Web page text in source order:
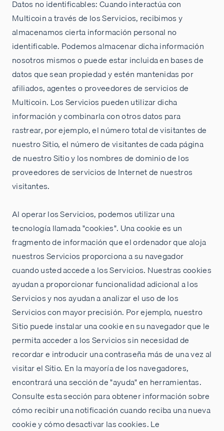
Datos no identificables: Cuando interactúa con
Multicoin a través de los Servicios, recibimos y
almacenamos cierta información personal no
identificable. Podemos almacenar dicha información
nosotros mismos o puede estar incluida en bases de
datos que sean propiedad y estén mantenidas por
afiliados, agentes o proveedores de servicios de
Multicoin. Los Servicios pueden utilizar dicha
información y combinarla con otros datos para
rastrear, por ejemplo, el número total de visitantes de
nuestro Sitio, el número de visitantes de cada página
de nuestro Sitio y los nombres de dominio de los
proveedores de servicios de Internet de nuestros
visitantes.
Al operar los Servicios, podemos utilizar una
tecnología llamada "cookies". Una cookie es un
fragmento de información que el ordenador que aloja
nuestros Servicios proporciona a su navegador
cuando usted accede a los Servicios. Nuestras cookies
ayudan a proporcionar funcionalidad adicional a los
Servicios y nos ayudan a analizar el uso de los
Servicios con mayor precisión. Por ejemplo, nuestro
Sitio puede instalar una cookie en su navegador que le
permita acceder a los Servicios sin necesidad de
recordar e introducir una contraseña más de una vez al
visitar el Sitio. En la mayoría de los navegadores,
encontrará una sección de "ayuda" en herramientas.
Consulte esta sección para obtener información sobre
cómo recibir una notificación cuando reciba una nueva
cookie y cómo desactivar las cookies. Le